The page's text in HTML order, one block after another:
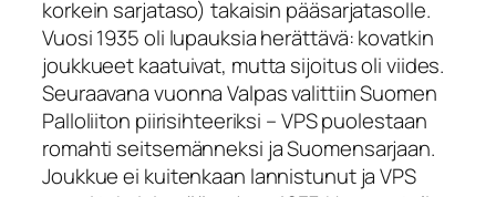
korkein sarjataso) takaisin pääsarjatasolle.
Vuosi 1935 oli lupauksia herättävä: kovatkin
joukkueet kaatuivat, mutta sijoitus oli viides.
Seuraavana vuonna Valpas valittiin Suomen
Palloliiton piirisihteeriksi – VPS puolestaan
romahti seitsemänneksi ja Suomensarjaan.
Joukkue ei kuitenkaan lannistunut ja VPS